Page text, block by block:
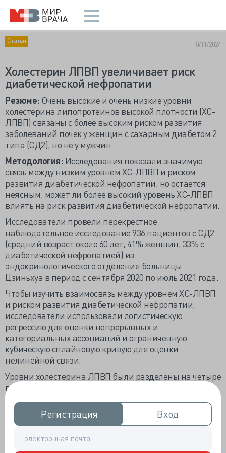
Регистрация
Регистрация Вход
Вход
Статьи 8/11/2024
Холестерин ЛПВП увеличивает риск
диабетической нефропатии
Резюме: Очень высокие и очень низкие уровни
холестерина липопротеинов высокой плотности (ХС-
ЛПВП) связаны с более высоким риском развития
заболеваний почек у женщин с сахарным диабетом 2
типа (СД2), но не у мужчин.
Методология: Исследования показали значимую
связь между низким уровнем ХС-ЛПВП и риском
развития диабетической нефропатии, но остается
неясным, может ли более высокий уровень ХС-ЛПВП
влиять на риск развития диабетической нефропатии.
Исследователи провели перекрестное
наблюдательное исследование 936 пациентов с СД2
(средний возраст около 60 лет; 41% женщин; 33% с
диабетической нефропатией) из
эндокринологического отделения больницы
Цзиньхуа в период с сентября 2020 по июль 2021 года.
Чтобы изучить взаимосвязь между уровнем ХС-ЛПВП
и риском развития диабетической нефропатии,
исследователи использовали логистическую
регрессию для оценки непрерывных и
категориальных ассоциаций и ограниченную
кубическую сплайновую кривую для оценки
нелинейной связи.
Уровни холестерина ЛПВП были разделены на четыре
группы: 0,40–0,96 ммоль/л соответствовали самому
низкому квартилю, а 1,32–6,27 ммоль/л
соответствовали самому высокому квартилю.
Исследователи наблюдали U-образную связь между
уровнем ХС-ЛПВП и риском развития диабетической
нелинейный